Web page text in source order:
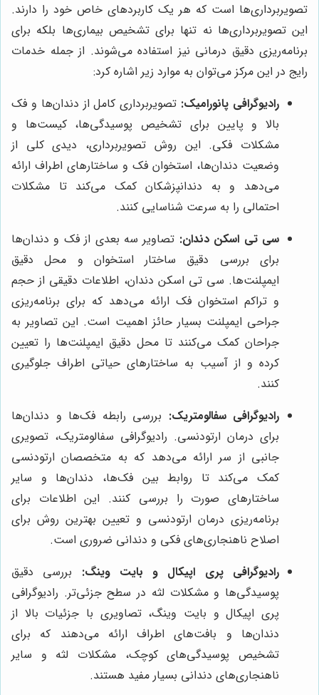
تصویربرداری‌ها است که هر یک کاربردهای خاص خود را دارند.
این تصویربرداری‌ها نه تنها برای تشخیص بیماری‌ها بلکه برای
برنامه‌ریزی دقیق درمانی نیز استفاده می‌شوند. از جمله خدمات
رایج در این مرکز می‌توان به موارد زیر اشاره کرد:
رادیوگرافی پانورامیک: تصویربرداری کامل از دندان‌ها و فک
بالا و پایین برای تشخیص پوسیدگی‌ها، کیست‌ها و
مشکلات فکی. این روش تصویربرداری، دیدی کلی از
وضعیت دندان‌ها، استخوان فک و ساختارهای اطراف ارائه
می‌دهد و به دندانپزشکان کمک می‌کند تا مشکلات
احتمالی را به سرعت شناسایی کنند.
سی تی اسکن دندان: تصاویر سه بعدی از فک و دندان‌ها
برای بررسی دقیق ساختار استخوان و محل دقیق
ایمپلنت‌ها. سی تی اسکن دندان، اطلاعات دقیقی از حجم
و تراکم استخوان فک ارائه می‌دهد که برای برنامه‌ریزی
جراحی ایمپلنت بسیار حائز اهمیت است. این تصاویر به
جراحان کمک می‌کنند تا محل دقیق ایمپلنت‌ها را تعیین
کرده و از آسیب به ساختارهای حیاتی اطراف جلوگیری
کنند.
رادیوگرافی سفالومتریک: بررسی رابطه فک‌ها و دندان‌ها
برای درمان ارتودنسی. رادیوگرافی سفالومتریک، تصویری
جانبی از سر ارائه می‌دهد که به متخصصان ارتودنسی
کمک می‌کند تا روابط بین فک‌ها، دندان‌ها و سایر
ساختارهای صورت را بررسی کنند. این اطلاعات برای
برنامه‌ریزی درمان ارتودنسی و تعیین بهترین روش برای
اصلاح ناهنجاری‌های فکی و دندانی ضروری است.
رادیوگرافی پری اپیکال و بایت وینگ: بررسی دقیق
پوسیدگی‌ها و مشکلات لثه در سطح جزئی‌تر. رادیوگرافی
پری اپیکال و بایت وینگ، تصاویری با جزئیات بالا از
دندان‌ها و بافت‌های اطراف ارائه می‌دهند که برای
تشخیص پوسیدگی‌های کوچک، مشکلات لثه و سایر
ناهنجاری‌های دندانی بسیار مفید هستند.